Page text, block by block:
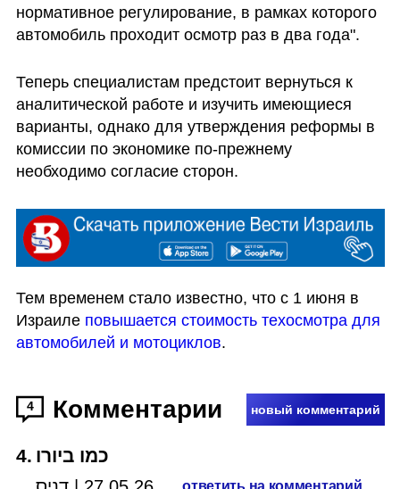
нормативное регулирование, в рамках которого
автомобиль проходит осмотр раз в два года".
Теперь специалистам предстоит вернуться к
аналитической работе и изучить имеющиеся
варианты, однако для утверждения реформы в
комиссии по экономике по-прежнему
необходимо согласие сторон.
Тем временем стало известно, что с 1 июня в
Израиле повышается стоимость техосмотра для
автомобилей и мотоциклов.
4 Комментарии новый комментарий
4. כמו ביורו
ответить на комментарий